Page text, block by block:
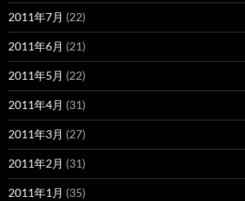
2011年7月 (22)
2011年6月 (21)
2011年5月 (22)
2011年4月 (31)
2011年3月 (27)
2011年2月 (31)
2011年1月 (35)